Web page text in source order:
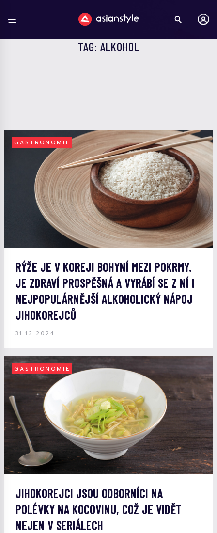
TAG: ALKOHOL
GASTRONOMIE
RÝŽE JE V KOREJI BOHYNÍ MEZI POKRMY.
JE ZDRAVÍ PROSPĚŠNÁ A VYRÁBÍ SE Z NÍ I
NEJPOPULÁRNĚJŠÍ ALKOHOLICKÝ NÁPOJ
JIHOKOREJCŮ
31.12.2024
GASTRONOMIE
JIHOKOREJCI JSOU ODBORNÍCI NA
POLÉVKY NA KOCOVINU, COŽ JE VIDĚT
NEJEN V SERIÁLECH